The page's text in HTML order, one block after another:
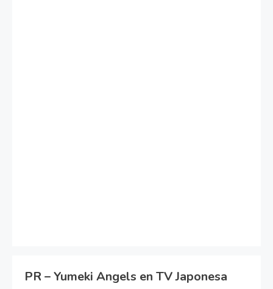
PR – Yumeki Angels en TV Japonesa